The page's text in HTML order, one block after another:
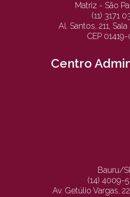
Matriz - São
(11) 3171
Al. Santos, 211,
CEP
Centro
Bauru/
(14) 4009-
Av. Getúlio Vargas,